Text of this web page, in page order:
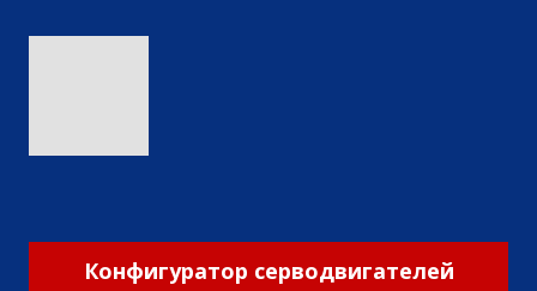
Конфигуратор серводвигателей